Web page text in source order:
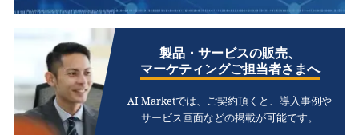
製品・サービスの販売、
マーケティングご担当者さまへ
AI Marketでは、ご契約頂くと、導入事例や
サービス画面などの掲載が可能です。